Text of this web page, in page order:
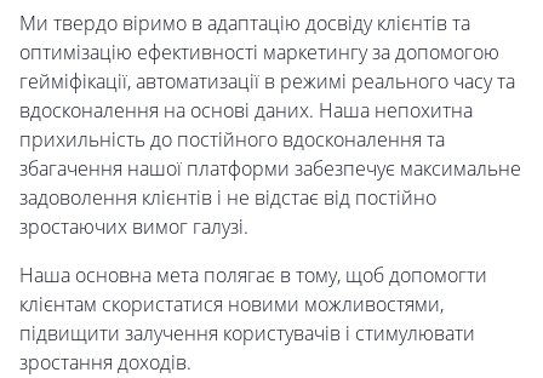
Ми твердо віримо в адаптацію досвіду клієнтів та
оптимізацію ефективності маркетингу за допомогою
гейміфікації, автоматизації в режимі реального часу та
вдосконалення на основі даних. Наша непохитна
прихильність до постійного вдосконалення та
збагачення нашої платформи забезпечує максимальне
задоволення клієнтів і не відстає від постійно
зростаючих вимог галузі.
Наша основна мета полягає в тому, щоб допомогти
клієнтам скористатися новими можливостями,
підвищити залучення користувачів і стимулювати
зростання доходів.